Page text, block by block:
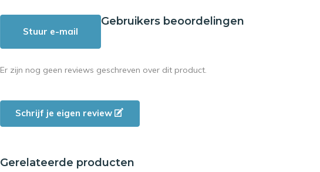
Stuur e-mail
Gebruikers beoordelingen
Er zijn nog geen reviews geschreven over dit product.
Schrijf je eigen review
Gerelateerde producten